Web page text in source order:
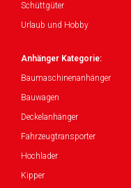
Schüttgüter
Urlaub und Hobby
Anhänger Kategorie:
Baumaschinenanhänger
Bauwagen
Deckelanhänger
Fahrzeugtransporter
Hochlader
Kipper